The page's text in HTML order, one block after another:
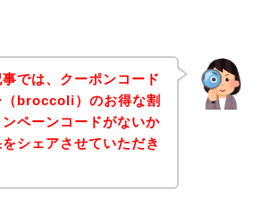
では、クーポンコード
（broccoli）のお得な割
ペーンコードがないか
シェアさせていただき